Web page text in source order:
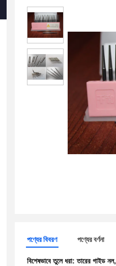
পণ্যের বিবরণ পণ্যের বর্ণনা
বিশেষভাবে তুলে ধরা:তারের গাইড নল,